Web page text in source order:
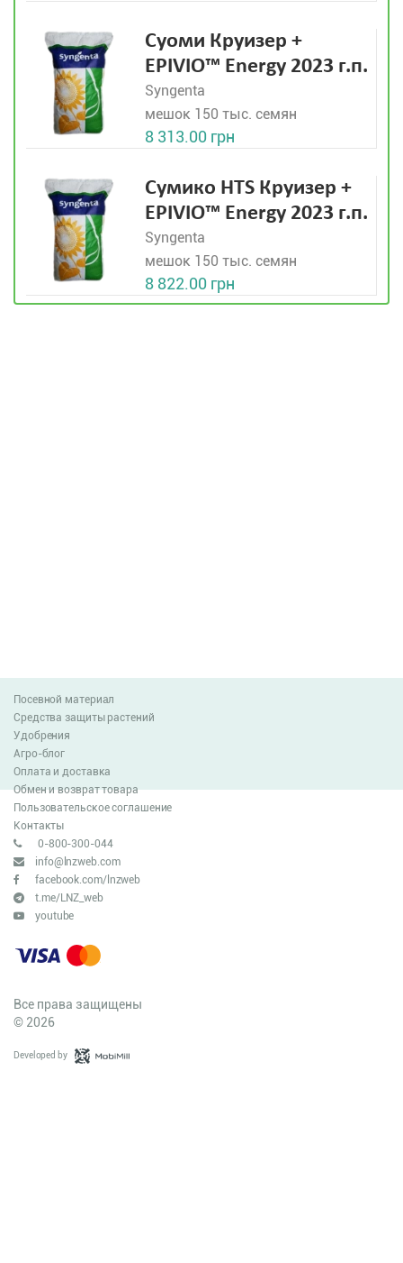
Суоми Круизер +
EPIVIO™ Energy 2023 г.п.
Syngenta
мешок 150 тыс. семян
8 313.00 грн
Сумико HTS Круизер +
EPIVIO™ Energy 2023 г.п.
Syngenta
мешок 150 тыс. семян
8 822.00 грн
Посевной материал
Средства защиты растений
Удобрения
Агро-блог
Оплата и доставка
Обмен и возврат товара
Пользовательское соглашение
Контакты
0-800-300-044
info@lnzweb.com
facebook.com/lnzweb
t.me/LNZ_web
youtube
Все права защищены
© 2026
Developed by